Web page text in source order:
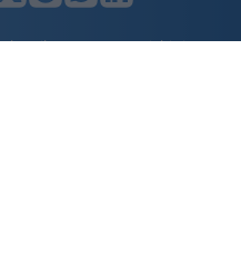
Milano, Largo F. Richini, 2/A,